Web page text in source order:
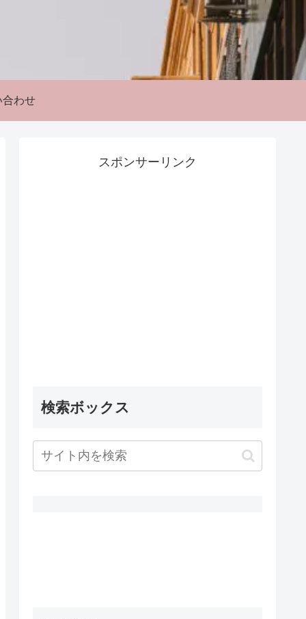
合わせ
スポンサーリンク
検索ボックス